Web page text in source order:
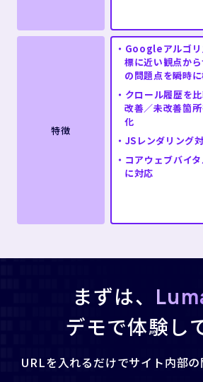
特徴
Googleアルゴリ
標に近い観点か
の問題点を瞬時
クロール履歴を比
改善／未改善箇
化
JSレンダリング
コアウェブバイ
に対応
まずは、
デモで体験し
URLを入れるだけでサイト内部